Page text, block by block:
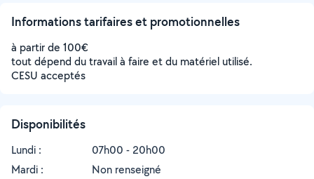
Informations tarifaires et promotionnelles
à partir de 100€
tout dépend du travail à faire et du matériel utilisé.
CESU acceptés
Disponibilités
Lundi :
07h00 - 20h00
Mardi :
Non renseigné